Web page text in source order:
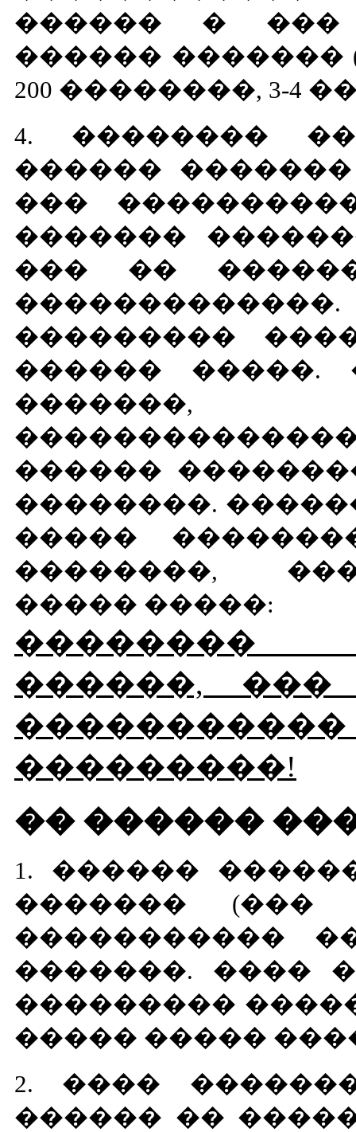
������ � ���
������ �������
200 ��������, 3-4
4. �������� ��
������
���
�������
��� ��
���������
������ �����.
�������,
������
��������.
�����
��������,
����� �����:
��������
������, ���
���������!
�� ������
1. ������
������� (���
����������� ��
�������. ����
���������
����� �����
2. ����
������ �� �����